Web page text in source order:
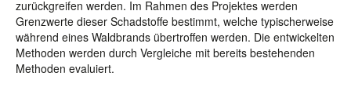
zurückgreifen werden. Im Rahmen des Projektes werden
Grenzwerte dieser Schadstoffe bestimmt, welche typischerweise
während eines Waldbrands übertroffen werden. Die entwickelten
Methoden werden durch Vergleiche mit bereits bestehenden
Methoden evaluiert.